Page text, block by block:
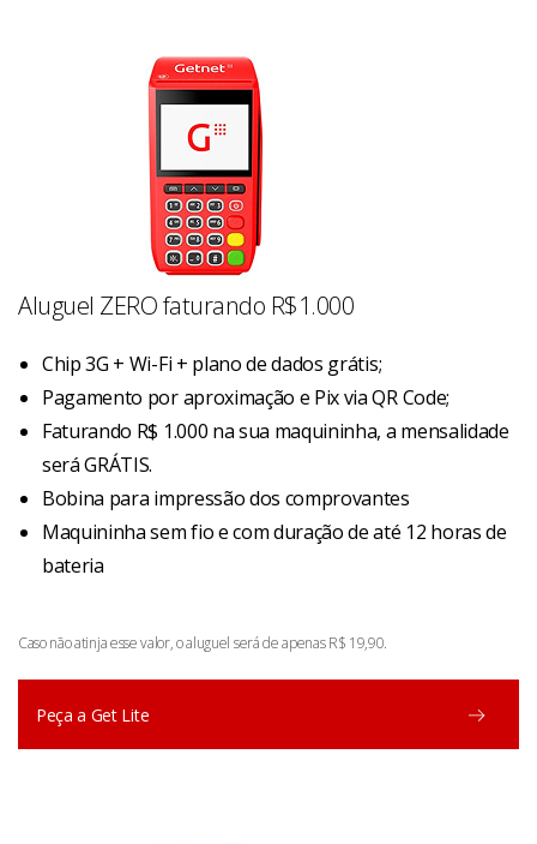
Aluguel ZERO faturando R$1.000
Chip 3G + Wi-Fi + plano de dados grátis;
Pagamento por aproximação e Pix via QR Code;
Faturando R$ 1.000 na sua maquininha, a mensalidade
será GRÁTIS.
Bobina para impressão dos comprovantes
Maquininha sem fio e com duração de até 12 horas de
bateria
Caso não atinja esse valor, o aluguel será de apenas R$ 19,90.
Peça a Get Lite